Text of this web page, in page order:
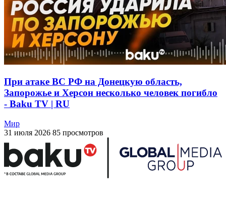
При атаке ВС РФ на Донецкую область,
Запорожье и Херсон несколько человек погибло
- Baku TV | RU
Мир
31 июля 2026 85 просмотров